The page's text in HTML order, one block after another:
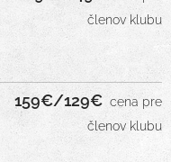
členov klubu
159€/129€ cena pre
členov klubu